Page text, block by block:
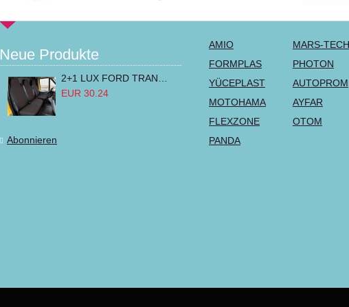
Neue Produkte
EUR 30.24
Abonnieren
AMIO
MARS-TECH
FORMPLAS
PHOTON
YÜCEPLAST
AUTOPROM
MOTOHAMA
AYFAR
FLEXZONE
OTOM
PANDA